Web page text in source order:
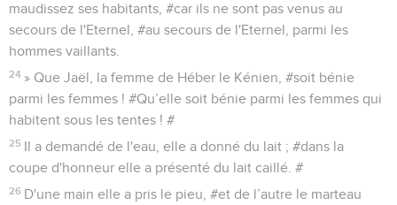
maudissez ses habitants, #car ils ne sont pas venus au
secours de l'Eternel, #au secours de l'Eternel, parmi les
hommes vaillants.
24 » Que Jaël, la femme de Héber le Kénien, #soit bénie
parmi les femmes ! #Qu’elle soit bénie parmi les femmes qui
habitent sous les tentes ! #
25 Il a demandé de l'eau, elle a donné du lait ; #dans la
coupe d'honneur elle a présenté du lait caillé. #
26 D'une main elle a pris le pieu, #et de l’autre le marteau